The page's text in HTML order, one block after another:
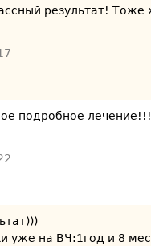
результат!
подробное
уже на ВЧ:1год и 8